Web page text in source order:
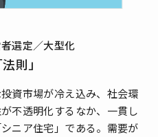
選定／大型化
則」
資市場が冷え込み、社会環
不透明化するなか、一貫し
ニア住宅」である。需要が